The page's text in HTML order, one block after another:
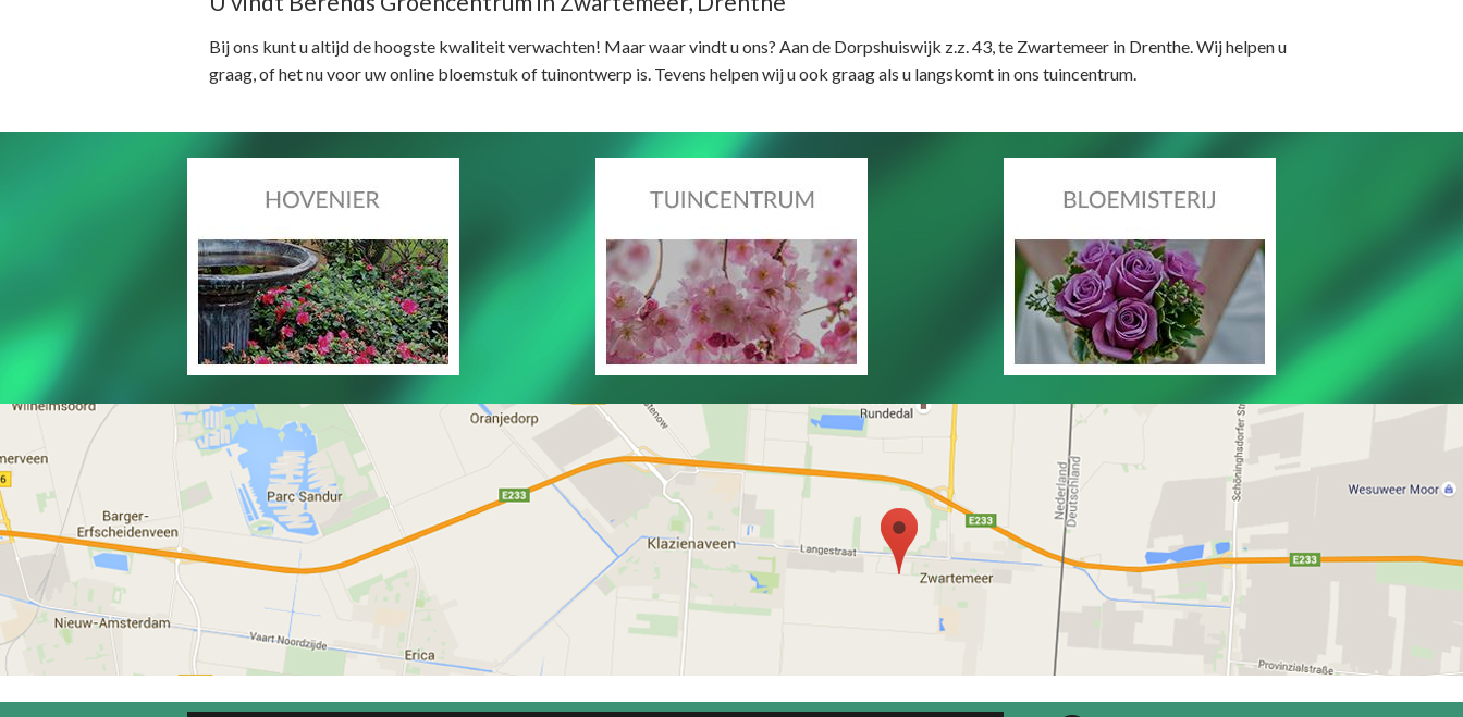
Bij ons kunt u altijd de hoogste kwaliteit verwachten! Maar waar vindt u ons? Aan de Dorpshuiswijk z.z. 43, te Zwartemeer in Drenthe. Wij helpen u
graag, of het nu voor uw online bloemstuk of tuinontwerp is. Tevens helpen wij u ook graag als u langskomt in ons tuincentrum.